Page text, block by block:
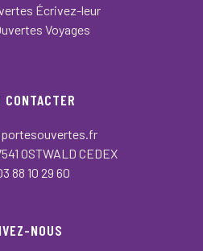
Écrivez-leur
Voyages
CONTACTER
OSTWALD CEDEX
88 10 29 60
NOUS